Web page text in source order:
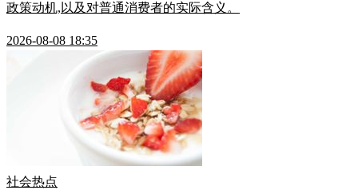
政策动机,以及对普通消费者的实际含义。
2026-08-08 18:35
社会热点